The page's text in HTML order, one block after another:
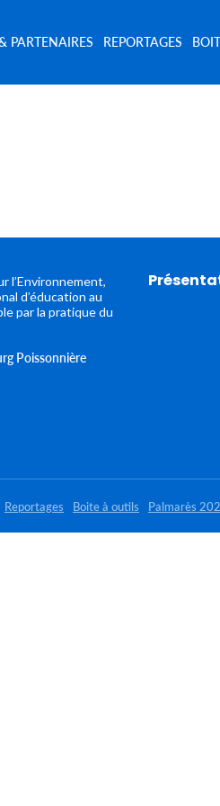
PARTENAIRES REPORTAGES
l’Environnement,
d’éducation au
par la pratique du
Poissonnière
Reportages Boite à outils Palmarès